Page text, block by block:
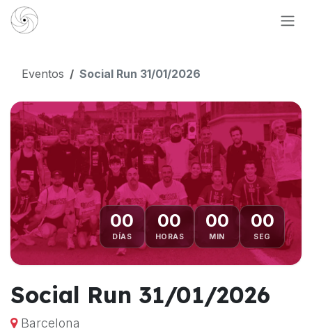
Ir al contenido
Eventos Social Run 31/01/2026
00
DÍAS
00
HORAS
00
MIN
00
SEG
Social Run 31/01/2026
Barcelona